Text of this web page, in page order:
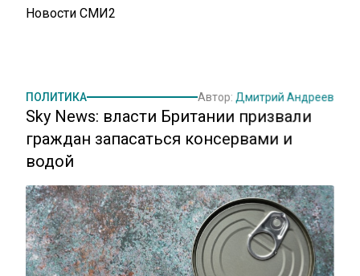
Новости СМИ2
ПОЛИТИКА Автор: Дмитрий Андреев
Sky News: власти Британии призвали
граждан запасаться консервами и
водой